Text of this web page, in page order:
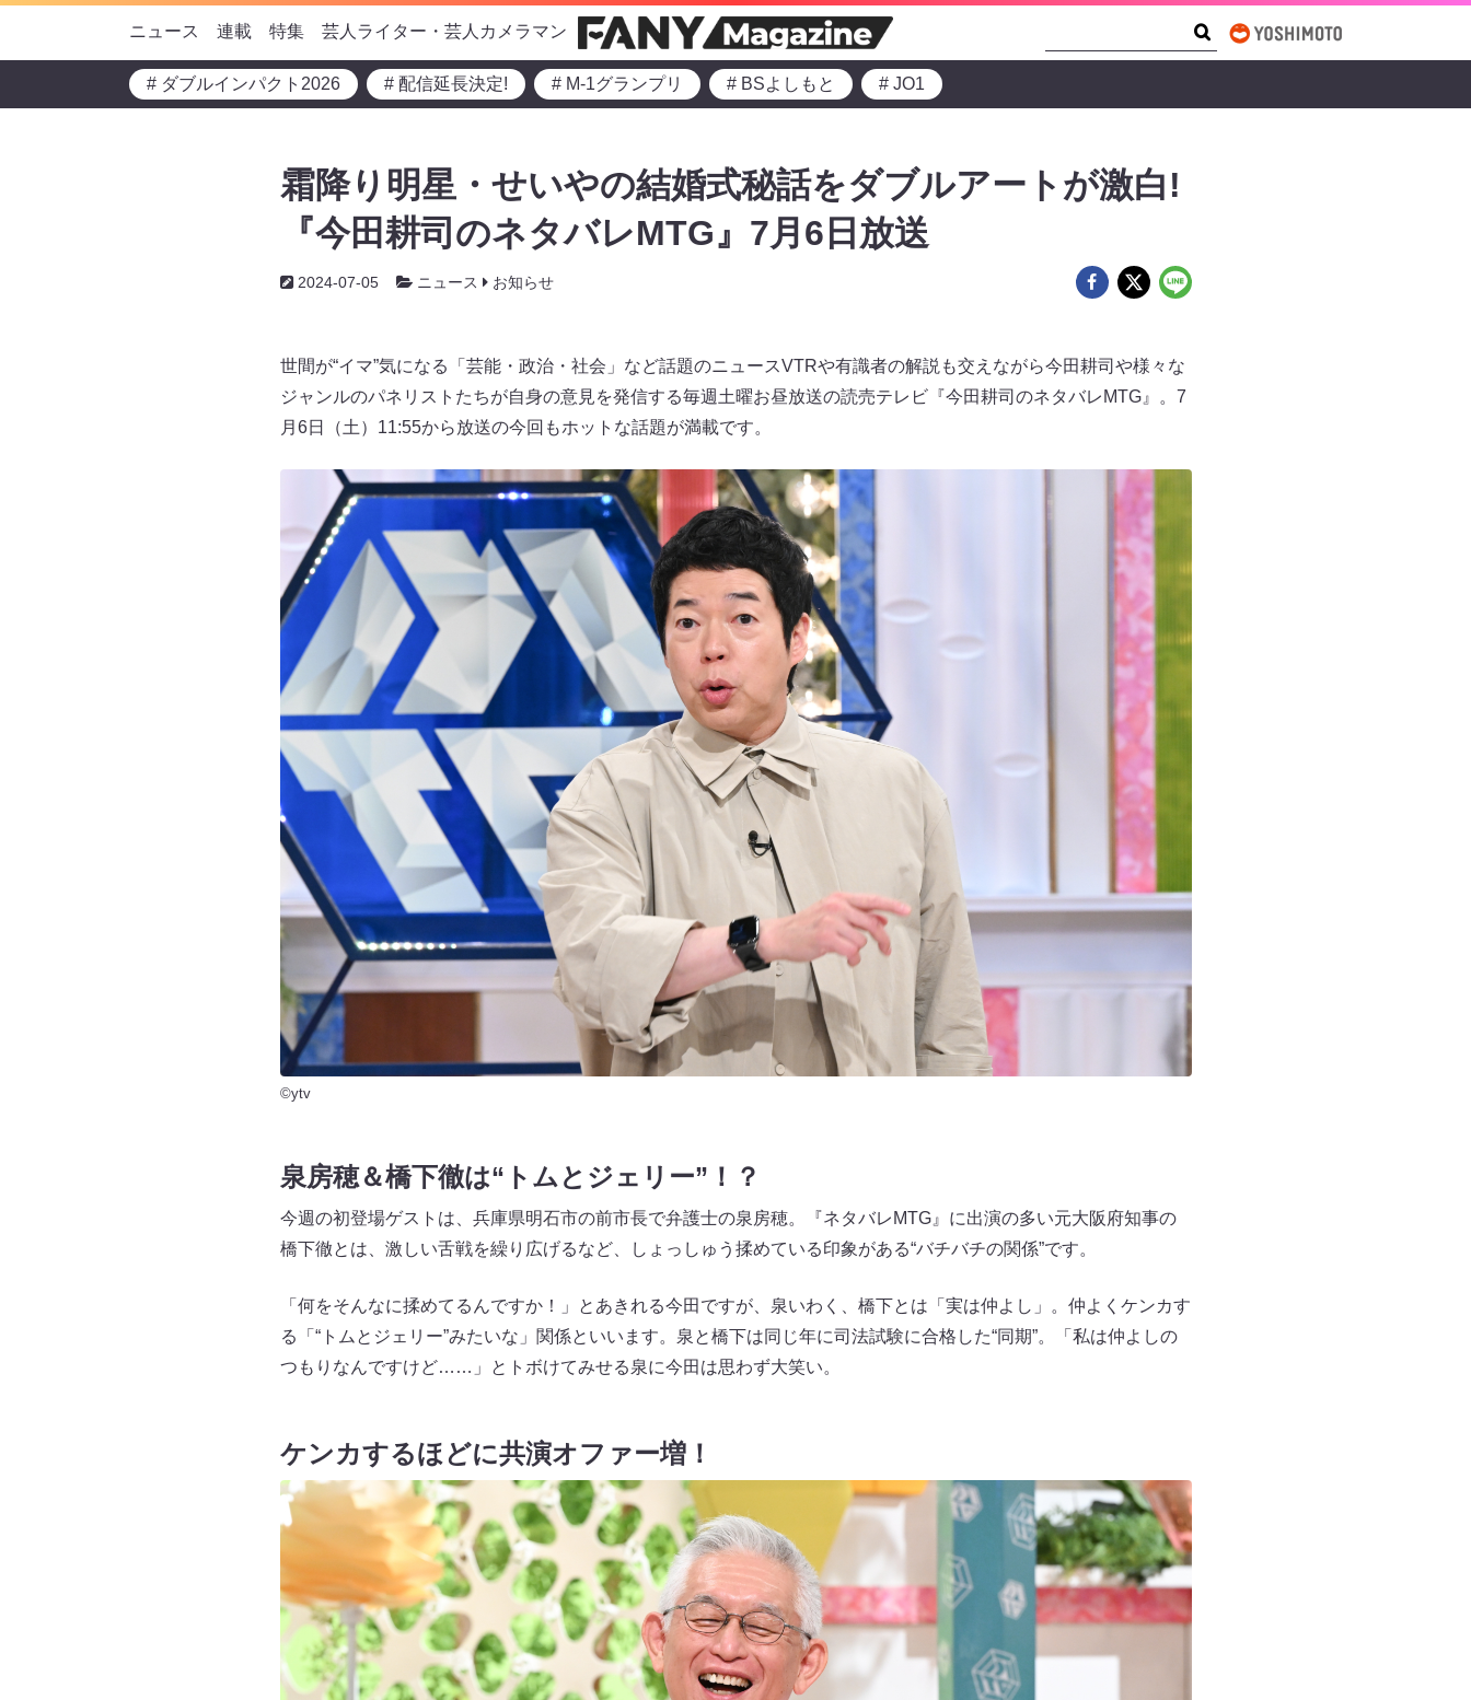
ニュース 連載 特集 芸人ライター・芸人カメラマン
# ダブルインパクト2026 # 配信延長決定! # M-1グランプリ # BSよしもと # JO1
霜降り明星・せいやの結婚式秘話をダブルアートが激白!
『今田耕司のネタバレMTG』7月6日放送
2024-07-05 ニュース お知らせ
世間が“イマ”気になる「芸能・政治・社会」など話題のニュースVTRや有識者の解説も交えながら今田耕司や様々な
ジャンルのパネリストたちが自身の意見を発信する毎週土曜お昼放送の読売テレビ『今田耕司のネタバレMTG』。7
月6日（土）11:55から放送の今回もホットな話題が満載です。
©ytv
泉房穂＆橋下徹は“トムとジェリー”！？
今週の初登場ゲストは、兵庫県明石市の前市長で弁護士の泉房穂。『ネタバレMTG』に出演の多い元大阪府知事の
橋下徹とは、激しい舌戦を繰り広げるなど、しょっしゅう揉めている印象がある“バチバチの関係”です。
「何をそんなに揉めてるんですか！」とあきれる今田ですが、泉いわく、橋下とは「実は仲よし」。仲よくケンカす
る「“トムとジェリー”みたいな」関係といいます。泉と橋下は同じ年に司法試験に合格した“同期”。「私は仲よしの
つもりなんですけど……」とトボけてみせる泉に今田は思わず大笑い。
ケンカするほどに共演オファー増！